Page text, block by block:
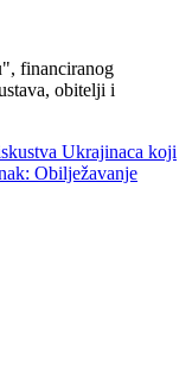
financiranog
obitelji i
Ukrajinaca koji
Obilježavanje